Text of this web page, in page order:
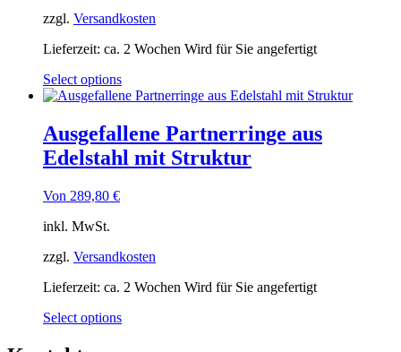
zzgl. Versandkosten
Lieferzeit: ca. 2 Wochen Wird für Sie angefertigt
Select options
Ausgefallene Partnerringe aus
Edelstahl mit Struktur
Von 289,80 €
inkl. MwSt.
zzgl. Versandkosten
Lieferzeit: ca. 2 Wochen Wird für Sie angefertigt
Select options